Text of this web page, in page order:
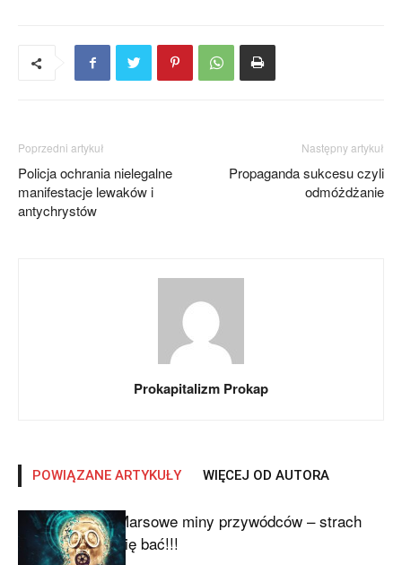
Poprzedni artykuł
Policja ochrania nielegalne
manifestacje lewaków i
antychrystów
Następny artykuł
Propaganda sukcesu czyli
odmóżdżanie
Prokapitalizm Prokap
POWIĄZANE ARTYKUŁY WIĘCEJ OD AUTORA
Marsowe miny przywódców – strach
się bać!!!